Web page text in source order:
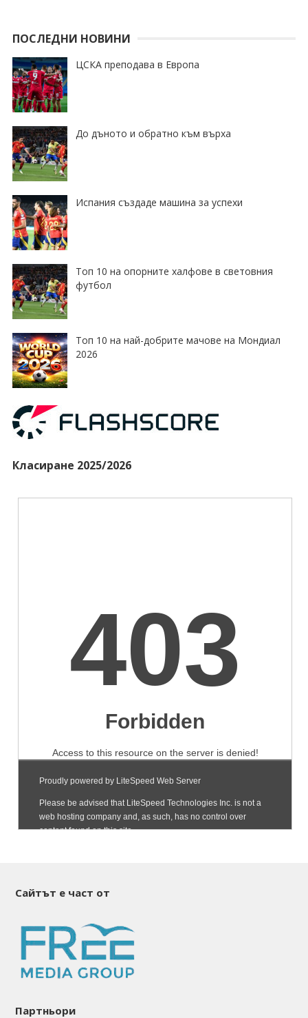
ПОСЛЕДНИ НОВИНИ
ЦСКА преподава в Европа
До дъното и обратно към върха
Испания създаде машина за успехи
Топ 10 на опорните халфове в световния
футбол
Топ 10 на най-добрите мачове на Мондиал
2026
Класиране 2025/2026
Сайтът е част от
Партньори